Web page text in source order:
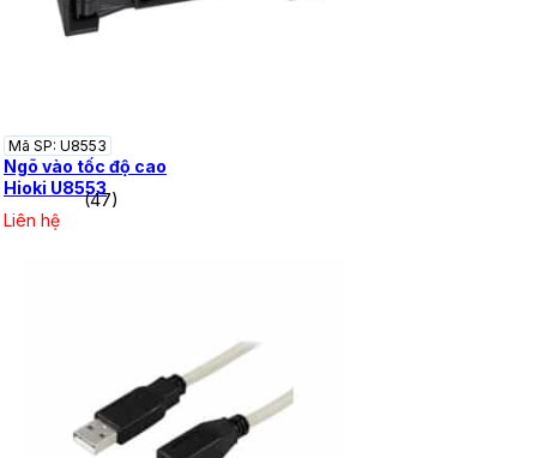
Mã SP: U8553
Ngõ vào tốc độ cao
Hioki U8553
(47)
Liên hệ